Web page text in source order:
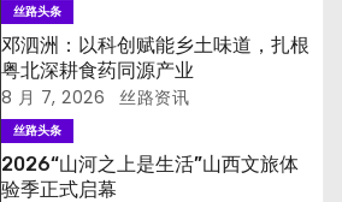
丝路头条
邓泗洲：以科创赋能乡土味道，扎根
粤北深耕食药同源产业
8 月 7, 2026 丝路资讯
丝路头条
2026“山河之上是生活”山西文旅体
验季正式启幕